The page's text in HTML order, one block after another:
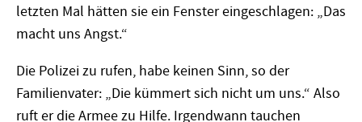
letzten Mal hätten sie ein Fenster eingeschlagen: „Das
macht uns Angst.“
Die Polizei zu rufen, habe keinen Sinn, so der
Familienvater: „Die kümmert sich nicht um uns.“ Also
ruft er die Armee zu Hilfe. Irgendwann tauchen